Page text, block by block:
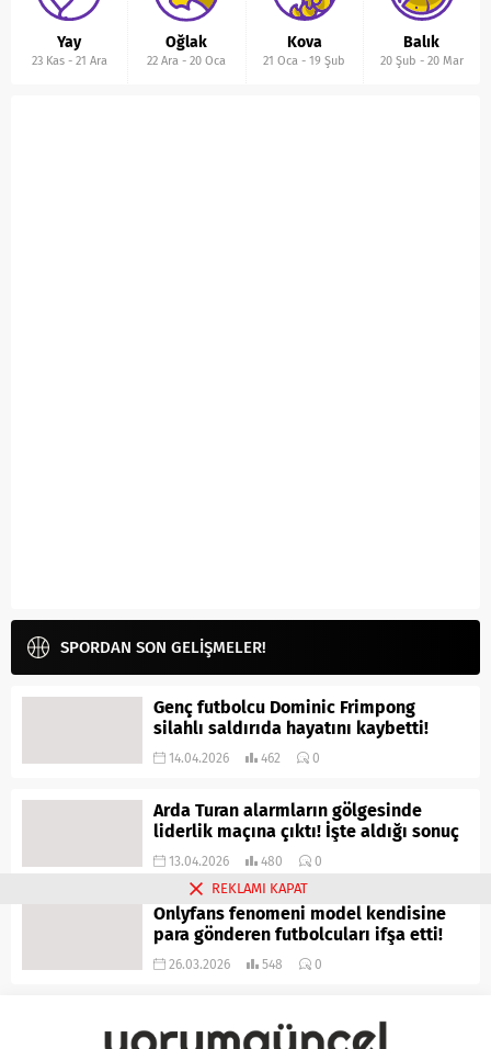
Yay
23 Kas- 21 Ara
Oğlak
22 Ara -20 Oca
Kova
21 Oca -19 Şub
Balık
20 Şub - 20 Mar
SPORDAN SON GELİŞMELER!
Genç futbolcu Dominic Frimpong
silahlı saldırıda hayatını kaybetti!
14.04.2026 462 0
Arda Turan alarmların gölgesinde
liderlik maçına çıktı! İşte aldığı sonuç
13.04.2026 480 0
Onlyfans fenomeni model kendisine
para gönderen futbolcuları ifşa etti!
26.03.2026 548 0
REKLAMI KAPAT